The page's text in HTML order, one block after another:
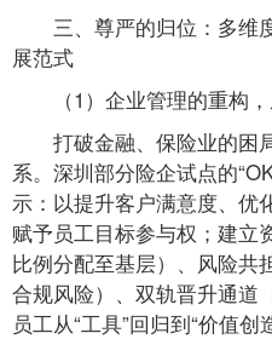
三、尊严的归位：多维
展范式
（1）企业管理的重构
打破金融、保险业的困
系。深圳部分险企试点的
示：以提升客户满意度、优
赋予员工目标参与权；建立
比例分配至基层）、风险共
合规风险）、双轨晋升通道
员工从“工具”回归到“价值创